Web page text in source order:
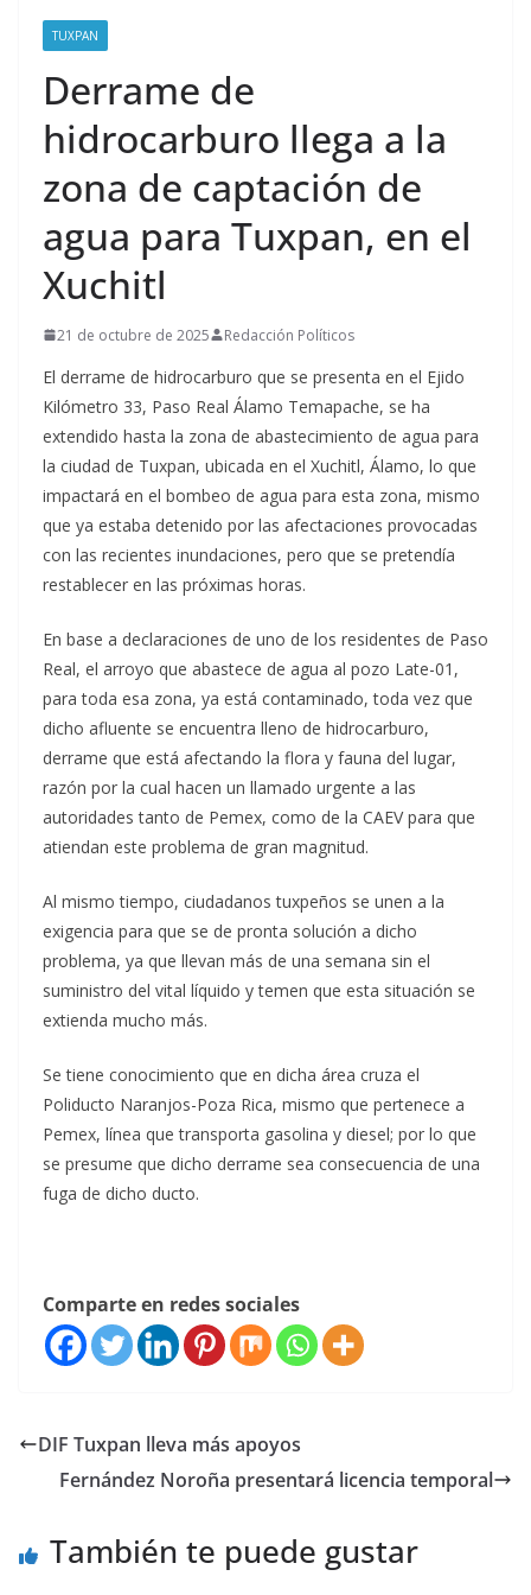
TUXPAN
Derrame de
hidrocarburo llega a la
zona de captación de
agua para Tuxpan, en el
Xuchitl
21 de octubre de 2025 Redacción Políticos
El derrame de hidrocarburo que se presenta en el Ejido
Kilómetro 33, Paso Real Álamo Temapache, se ha
extendido hasta la zona de abastecimiento de agua para
la ciudad de Tuxpan, ubicada en el Xuchitl, Álamo, lo que
impactará en el bombeo de agua para esta zona, mismo
que ya estaba detenido por las afectaciones provocadas
con las recientes inundaciones, pero que se pretendía
restablecer en las próximas horas.
En base a declaraciones de uno de los residentes de Paso
Real, el arroyo que abastece de agua al pozo Late-01,
para toda esa zona, ya está contaminado, toda vez que
dicho afluente se encuentra lleno de hidrocarburo,
derrame que está afectando la flora y fauna del lugar,
razón por la cual hacen un llamado urgente a las
autoridades tanto de Pemex, como de la CAEV para que
atiendan este problema de gran magnitud.
Al mismo tiempo, ciudadanos tuxpeños se unen a la
exigencia para que se de pronta solución a dicho
problema, ya que llevan más de una semana sin el
suministro del vital líquido y temen que esta situación se
extienda mucho más.
Se tiene conocimiento que en dicha área cruza el
Poliducto Naranjos-Poza Rica, mismo que pertenece a
Pemex, línea que transporta gasolina y diesel; por lo que
se presume que dicho derrame sea consecuencia de una
fuga de dicho ducto.
Comparte en redes sociales
DIF Tuxpan lleva más apoyos
Fernández Noroña presentará licencia temporal
También te puede gustar